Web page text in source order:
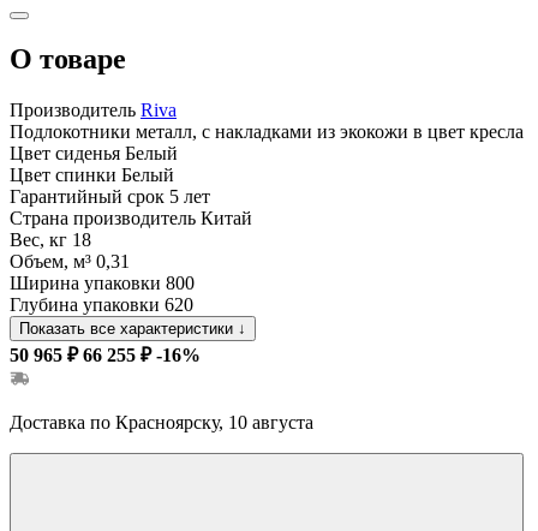
О товаре
Производитель Riva
Подлокотники металл, с накладками из экокожи в цвет кресла
Цвет сиденья Белый
Цвет спинки Белый
Гарантийный срок 5 лет
Страна производитель Китай
Вес, кг 18
Объем, м³ 0,31
Ширина упаковки 800
Глубина упаковки 620
Показать все характеристики ↓
50 965 ₽ 66 255 ₽ -16%
Доставка по Красноярску, 10 августа